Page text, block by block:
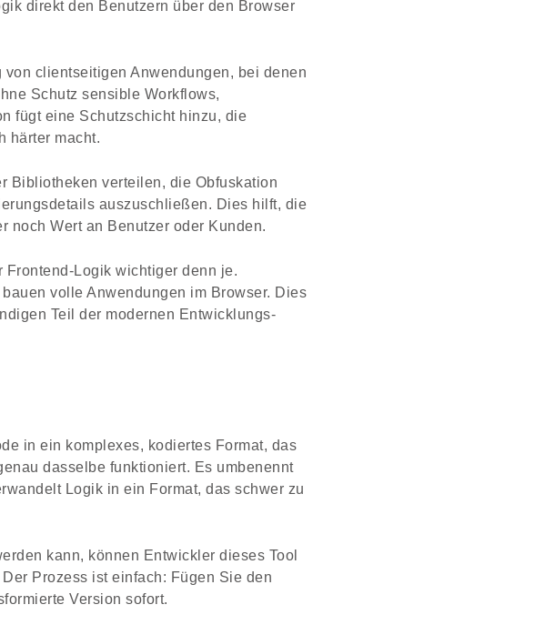
direkt den Benutzern über den Browser
clientseitigen Anwendungen, bei denen
Schutz sensible Workflows,
fügt eine Schutzschicht hinzu, die
härter macht.
Bibliotheken verteilen, die Obfuskation
auszuschließen. Dies hilft, die
noch Wert an Benutzer oder Kunden.
Logik wichtiger denn je.
volle Anwendungen im Browser. Dies
Teil der modernen Entwicklungs-
in ein komplexes, kodiertes Format, das
dasselbe funktioniert. Es umbenennt
Logik in ein Format, das schwer zu
kann, können Entwickler dieses Tool
Prozess ist einfach: Fügen Sie den
Version sofort.